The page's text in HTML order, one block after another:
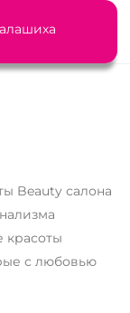
Beauty салона
красоты
с любовью